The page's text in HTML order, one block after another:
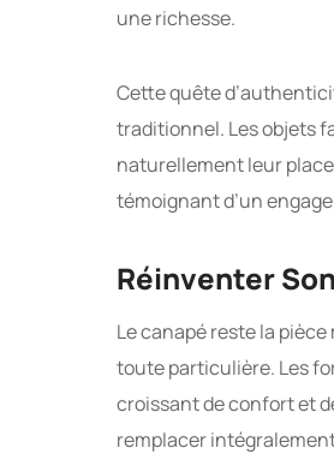
une richesse.
Cette quête
traditionnel. Les objets
naturellement leur
témoignant d’un
Réinventer
Le canapé reste la
toute particulière. Les
croissant de confort et
remplacer